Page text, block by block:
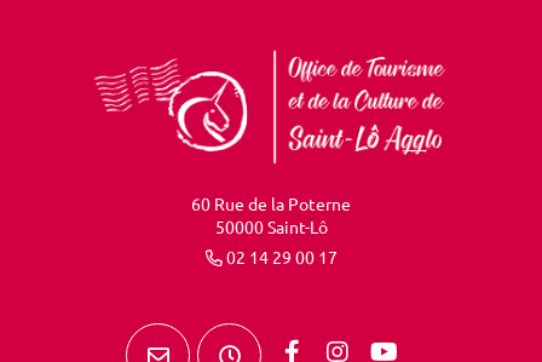
60 Rue de la Poterne
50000 Saint-Lô
02 14 29 00 17